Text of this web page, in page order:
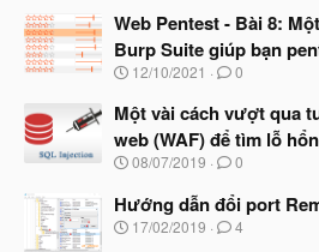
:
Web Pentest - Bài 8:
Burp Suite giúp bạn
N
à
y
b
ắ
đ
ầ
12/10/2021 0
Một vài cách vượt qua
web (WAF) để tìm lỗ
N
à
y
b
08/07/2019 0
Hướng dẫn đổi port
N
17/02/2019 4